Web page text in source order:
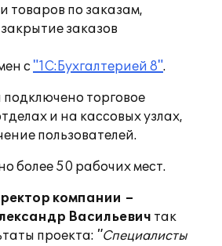
товаров по заказам,
заказов
с "1С:Бухгалтерией 8".
торговое
и на кассовых узлах,
пользователей.
более 50 рабочих мест.
компании –
Васильевич так
проекта: "Специалисты